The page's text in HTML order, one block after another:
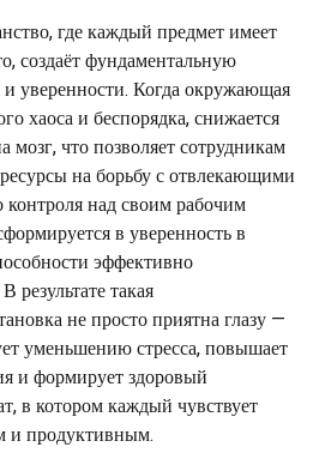
где каждый предмет имеет
создаёт фундаментальную
уверенности. Когда окружающая
хаоса и беспорядка, снижается
мозг, что позволяет сотрудникам
на борьбу с отвлекающими
над своим рабочим
в уверенность в
эффективно
результате такая
не просто приятна глазу —
уменьшению стресса, повышает
и формирует здоровый
в котором каждый чувствует
и продуктивным.